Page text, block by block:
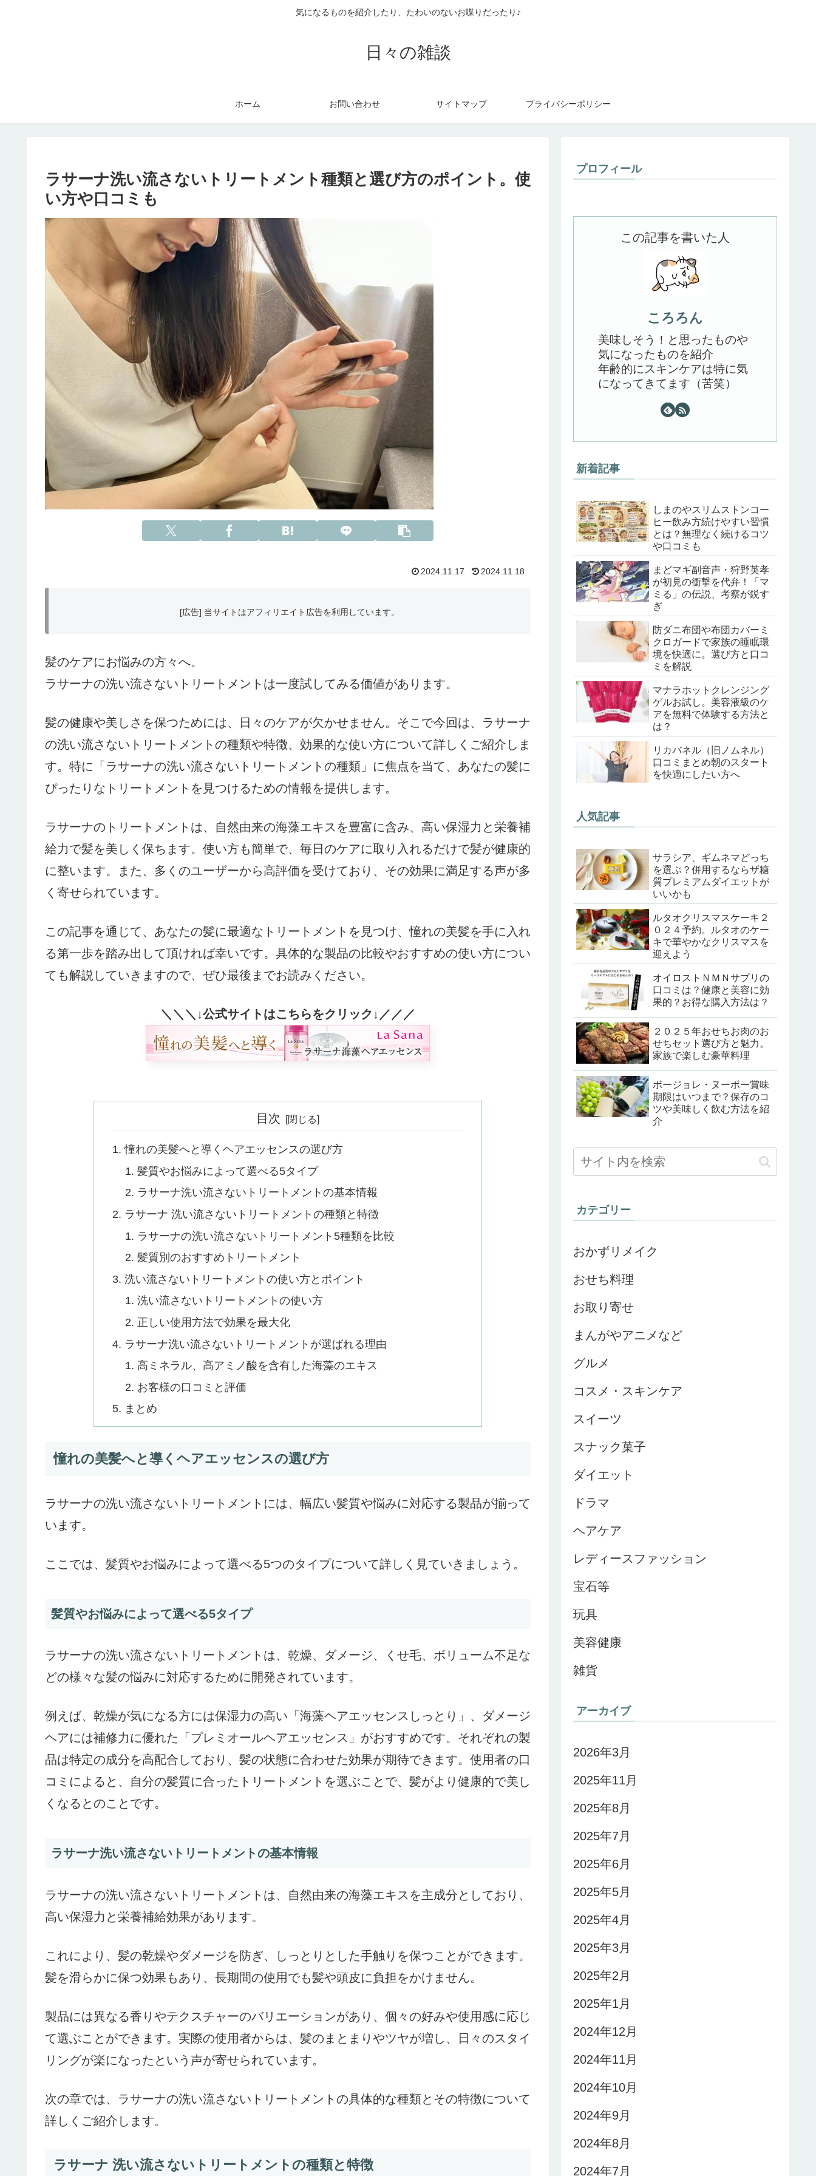
気になるものを紹介したり、たわいのないお喋りだったり♪
日々の雑談
ホーム お問い合わせ サイトマップ プライバシーポリシー
ラサーナ洗い流さないトリートメント種類と選び方のポイント。使
い方や口コミも
2024.11.17 2024.11.18
[広告] 当サイトはアフィリエイト広告を利用しています。
髪のケアにお悩みの方々へ。
ラサーナの洗い流さないトリートメントは一度試してみる価値があります。
髪の健康や美しさを保つためには、日々のケアが欠かせません。そこで今回は、ラサーナ
の洗い流さないトリートメントの種類や特徴、効果的な使い方について詳しくご紹介しま
す。特に「ラサーナの洗い流さないトリートメントの種類」に焦点を当て、あなたの髪に
ぴったりなトリートメントを見つけるための情報を提供します。
ラサーナのトリートメントは、自然由来の海藻エキスを豊富に含み、高い保湿力と栄養補
給力で髪を美しく保ちます。使い方も簡単で、毎日のケアに取り入れるだけで髪が健康的
に整います。また、多くのユーザーから高評価を受けており、その効果に満足する声が多
く寄せられています。
この記事を通じて、あなたの髪に最適なトリートメントを見つけ、憧れの美髪を手に入れ
る第一歩を踏み出して頂ければ幸いです。具体的な製品の比較やおすすめの使い方につい
ても解説していきますので、ぜひ最後までお読みください。
＼＼＼↓公式サイトはこちらをクリック↓／／／
目次
憧れの美髪へと導くヘアエッセンスの選び方
髪質やお悩みによって選べる5タイプ
ラサーナ洗い流さないトリートメントの基本情報
ラサーナ 洗い流さないトリートメントの種類と特徴
ラサーナの洗い流さないトリートメント5種類を比較
髪質別のおすすめトリートメント
洗い流さないトリートメントの使い方とポイント
洗い流さないトリートメントの使い方
正しい使用方法で効果を最大化
ラサーナ洗い流さないトリートメントが選ばれる理由
高ミネラル、高アミノ酸を含有した海藻のエキス
お客様の口コミと評価
まとめ
憧れの美髪へと導くヘアエッセンスの選び方
ラサーナの洗い流さないトリートメントには、幅広い髪質や悩みに対応する製品が揃って
います。
ここでは、髪質やお悩みによって選べる5つのタイプについて詳しく見ていきましょう。
髪質やお悩みによって選べる5タイプ
ラサーナの洗い流さないトリートメントは、乾燥、ダメージ、くせ毛、ボリューム不足な
どの様々な髪の悩みに対応するために開発されています。
例えば、乾燥が気になる方には保湿力の高い「海藻ヘアエッセンスしっとり」、ダメージ
ヘアには補修力に優れた「プレミオールヘアエッセンス」がおすすめです。それぞれの製
品は特定の成分を高配合しており、髪の状態に合わせた効果が期待できます。使用者の口
コミによると、自分の髪質に合ったトリートメントを選ぶことで、髪がより健康的で美し
くなるとのことです。
ラサーナ洗い流さないトリートメントの基本情報
ラサーナの洗い流さないトリートメントは、自然由来の海藻エキスを主成分としており、
高い保湿力と栄養補給効果があります。
これにより、髪の乾燥やダメージを防ぎ、しっとりとした手触りを保つことができます。
髪を滑らかに保つ効果もあり、長期間の使用でも髪や頭皮に負担をかけません。
製品には異なる香りやテクスチャーのバリエーションがあり、個々の好みや使用感に応じ
て選ぶことができます。実際の使用者からは、髪のまとまりやツヤが増し、日々のスタイ
リングが楽になったという声が寄せられています。
次の章では、ラサーナの洗い流さないトリートメントの具体的な種類とその特徴について
詳しくご紹介します。
ラサーナ 洗い流さないトリートメントの種類と特徴
プロフィール
この記事を書いた人
ころろん
美味しそう！と思ったものや
気になったものを紹介
年齢的にスキンケアは特に気
になってきてます（苦笑）
新着記事
しまのやスリムストンコー
ヒー飲み方続けやすい習慣
とは？無理なく続けるコツ
や口コミも
まどマギ副音声・狩野英孝
が初見の衝撃を代弁！「マ
ミる」の伝説、考察が鋭す
ぎ
防ダニ布団や布団カバーミ
クロガードで家族の睡眠環
境を快適に。選び方と口コ
ミを解説
マナラホットクレンジング
ゲルお試し。美容液級のケ
アを無料で体験する方法と
は？
リカバネル（旧ノムネル）
口コミまとめ朝のスタート
を快適にしたい方へ
人気記事
サラシア、ギムネマどっち
を選ぶ？併用するならザ糖
質プレミアムダイエットが
いいかも
ルタオクリスマスケーキ２
０２４予約。ルタオのケー
キで華やかなクリスマスを
迎えよう
オイロストＮＭＮサプリの
口コミは？健康と美容に効
果的？お得な購入方法は？
２０２５年おせちお肉のお
せちセット選び方と魅力。
家族で楽しむ豪華料理
ボージョレ・ヌーボー賞味
期限はいつまで？保存のコ
ツや美味しく飲む方法を紹
介
カテゴリー
おかずリメイク
おせち料理
お取り寄せ
まんがやアニメなど
グルメ
コスメ・スキンケア
スイーツ
スナック菓子
ダイエット
ドラマ
ヘアケア
レディースファッション
宝石等
玩具
美容健康
雑貨
アーカイブ
2026年3月
2025年11月
2025年8月
2025年7月
2025年6月
2025年5月
2025年4月
2025年3月
2025年2月
2025年1月
2024年12月
2024年11月
2024年10月
2024年9月
2024年8月
2024年7月